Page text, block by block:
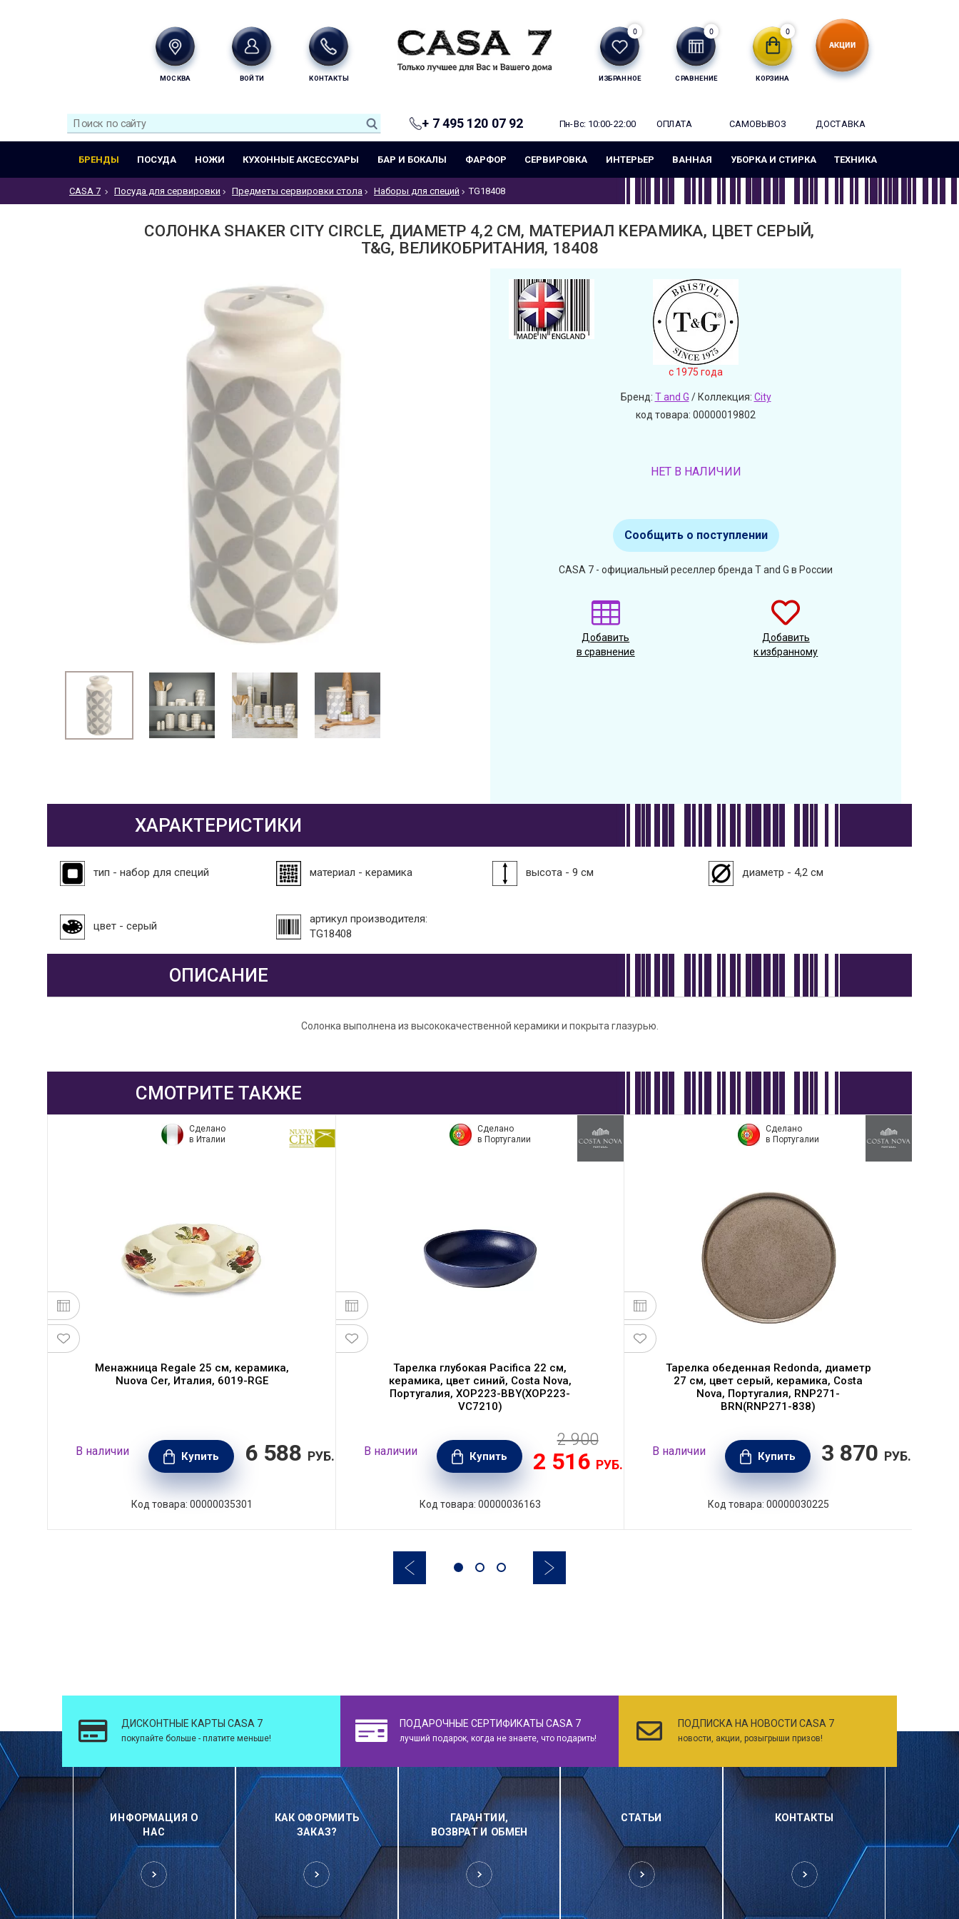
МОСКВА ВОЙТИ КОНТАКТЫ ИЗБРАННОЕ
0
СРАВНЕНИЕ
0
КОРЗИНА
0
+ 7 495 120 07 92 Пн-Вс: 10:00-22:00 ОПЛАТА САМОВЫВОЗ ДОСТАВКА
БРЕНДЫ ПОСУДА НОЖИ КУХОННЫЕ АКСЕССУАРЫ БАР И БОКАЛЫ ФАРФОР СЕРВИРОВКА ИНТЕРЬЕР ВАННАЯ УБОРКА И СТИРКА ТЕХНИКА
CASA 7 Посуда для сервировки Предметы сервировки стола Наборы для специй TG18408
СОЛОНКА SHAKER CITY CIRCLE, ДИАМЕТР 4,2 СМ, МАТЕРИАЛ КЕРАМИКА, ЦВЕТ СЕРЫЙ,
T&G, ВЕЛИКОБРИТАНИЯ, 18408
c 1975 года
Бренд: T and G / Коллекция: City
код товара: 00000019802
НЕТ В НАЛИЧИИ
Сообщить о поступлении
CASA 7 - официальный реселлер бренда T and G в России
Добавить
в сравнение
Добавить
к избранному
ХАРАКТЕРИСТИКИ
тип - набор для специй материал - керамика высота - 9 см диаметр - 4,2 см
цвет - серый
артикул производителя:
TG18408
ОПИСАНИЕ
Солонка выполнена из высококачественной керамики и покрыта глазурью.
СМОТРИТЕ ТАКЖЕ
Сделано
в Италии
Менажница Regale 25 см, керамика,
Nuova Cer, Италия, 6019-RGE
В наличии Купить 6 588 РУБ.
Код товара: 00000035301
Сделано
в Португалии
Тарелка глубокая Pacifica 22 см,
керамика, цвет синий, Costa Nova,
Португалия, XOP223-BBY(XOP223-
VC7210)
В наличии Купить
2 900
2 516 РУБ.
Код товара: 00000036163
Сделано
в Португалии
Тарелка обеденная Redonda, диаметр
27 см, цвет серый, керамика, Costa
Nova, Португалия, RNP271-
BRN(RNP271-838)
В наличии Купить 3 870 РУБ.
Код товара: 00000030225
ДИСКОНТНЫЕ КАРТЫ CASA 7
покупайте больше - платите меньше!
ПОДАРОЧНЫЕ СЕРТИФИКАТЫ CASA 7
лучший подарок, когда не знаете, что подарить!
ПОДПИСКА НА НОВОСТИ CASA 7
новости, акции, розыгрыши призов!
ИНФОРМАЦИЯ О
НАС
КАК ОФОРМИТЬ
ЗАКАЗ?
ГАРАНТИИ,
ВОЗВРАТ И ОБМЕН
СТАТЬИ КОНТАКТЫ